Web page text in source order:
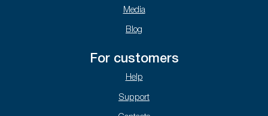
Media
Blog
For customers
Help
Support